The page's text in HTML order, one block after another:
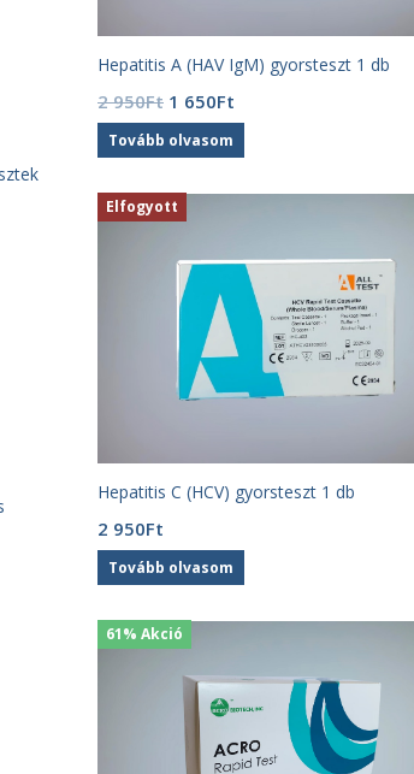
Hepatitis A (HAV IgM) gyorsteszt 1 db
2 950Ft Original
price
was:
950Ft.
1 650Ft
price
650Ft.
Tovább olvasom
Elfogyott
Hepatitis C (HCV) gyorsteszt 1 db
2 950Ft
Tovább olvasom
61% Akció